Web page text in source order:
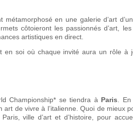
métamorphosé en une galerie d’art
côtoieront les passionnés d’art,
artistiques en direct.
en soi où chaque invité aura un rôle à
Championship* se tiendra à Paris .
de vivre à l’italienne. Quoi de mieux
ville d’art et d’histoire, pour